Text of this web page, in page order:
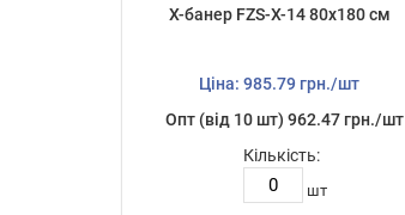
X-банер FZS-X-14 80х180 см
Ціна: 985.79 грн./шт
Опт (від 10 шт) 962.47 грн./шт
Кількість:
шт